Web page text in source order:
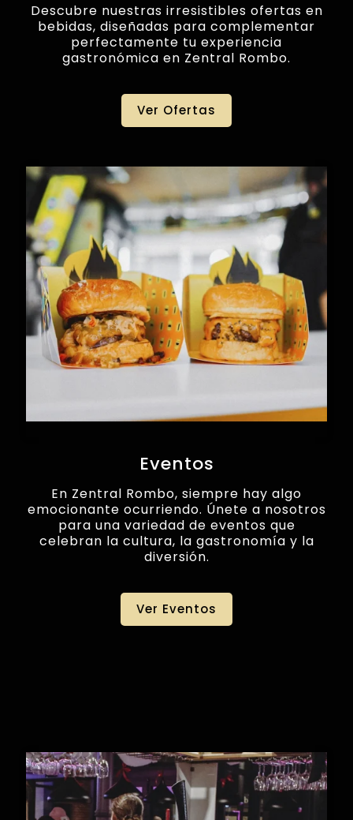
Descubre nuestras irresistibles ofertas en
bebidas, diseñadas para complementar
perfectamente tu experiencia
gastronómica en Zentral Rombo.
Ver Ofertas
Eventos
En Zentral Rombo, siempre hay algo
emocionante ocurriendo. Únete a nosotros
para una variedad de eventos que
celebran la cultura, la gastronomía y la
diversión.
Ver Eventos